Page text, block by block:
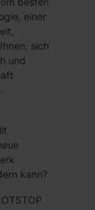
einer
sich
und
kann?